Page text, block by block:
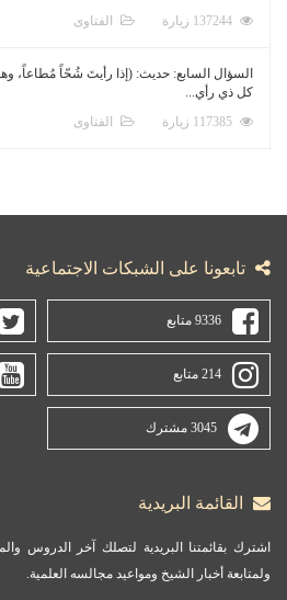
الفتاوى
السؤال السابع: حديث: (إذا رأيتَ شُحّاً مُطاعاً،
كل ذي رأي...
الفتاوى
تابعونا على الشبكات الاجتماعية
9336 متابع
214 متابع
3045 مشترك
القائمة البريدية
اشترك بقائمتنا البريدية لتصلك آخر الدروس
ولمتابعة أخبار الشيخ ومواعيد مجالسه العلمية.